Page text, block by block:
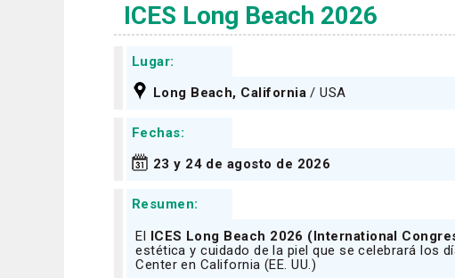
ICES Long Beach 2026
Lugar:
Long Beach, California / USA
Fechas:
23 y 24 de agosto de 2026
Resumen:
El ICES Long Beach 2026 (International
estética y cuidado de la piel que se celebrará los
Center en California (EE. UU.)